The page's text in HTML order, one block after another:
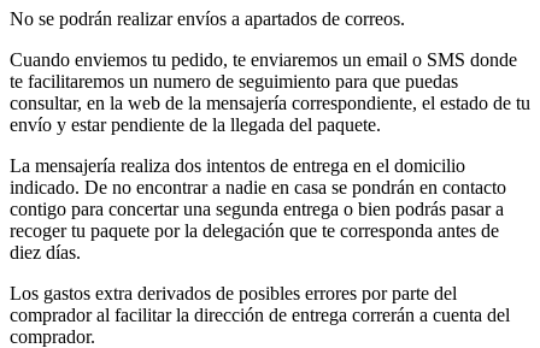
No se podrán realizar envíos a apartados de correos.
Cuando enviemos tu pedido, te enviaremos un email o SMS donde
te facilitaremos un numero de seguimiento para que puedas
consultar, en la web de la mensajería correspondiente, el estado de tu
envío y estar pendiente de la llegada del paquete.
La mensajería realiza dos intentos de entrega en el domicilio
indicado. De no encontrar a nadie en casa se pondrán en contacto
contigo para concertar una segunda entrega o bien podrás pasar a
recoger tu paquete por la delegación que te corresponda antes de
diez días.
Los gastos extra derivados de posibles errores por parte del
comprador al facilitar la dirección de entrega correrán a cuenta del
comprador.